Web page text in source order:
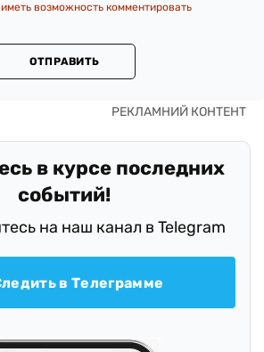
возможность комментировать
ОТПРАВИТЬ
в курсе последних
событий!
на наш канал в Telegram
в Телеграмме